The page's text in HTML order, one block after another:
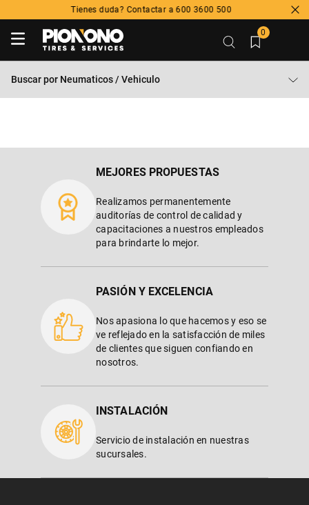
Tienes duda? Contactar a 600 3600 500
0
Buscar por Neumaticos / Vehiculo
MEJORES PROPUESTAS
Realizamos permanentemente
auditorías de control de calidad y
capacitaciones a nuestros empleados
para brindarte lo mejor.
PASIÓN Y EXCELENCIA
Nos apasiona lo que hacemos y eso se
ve reflejado en la satisfacción de miles
de clientes que siguen confiando en
nosotros.
INSTALACIÓN
Servicio de instalación en nuestras
sucursales.